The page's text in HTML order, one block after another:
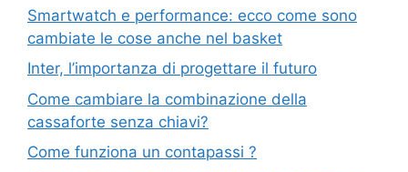
Smartwatch e performance: ecco come sono
cambiate le cose anche nel basket
Inter, l’importanza di progettare il futuro
Come cambiare la combinazione della
cassaforte senza chiavi?
Come funziona un contapassi ?